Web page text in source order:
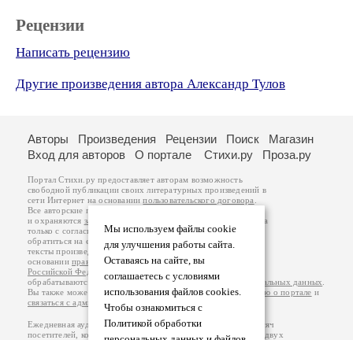
Рецензии
Написать рецензию
Другие произведения автора Александр Тулов
Мы используем файлы cookie
для улучшения работы сайта.
Оставаясь на сайте, вы
соглашаетесь с условиями
использования файлов cookies.
Чтобы ознакомиться с
Политикой обработки
Авторы Произведения Рецензии Поиск
Магазин
Вход для авторов
О портале Стихи.ру Проза.ру
Портал Стихи.ру предоставляет авторам возможность
свободной публикации своих литературных произведений в
сети Интернет на основаниипользовательского договора
Все авторские права на произведения принадлежат авторам
и охраняются законом
. Перепечатка произведений возможна
только с согласия его автора, к которому вы можете
обратиться на его авторской странице. Ответственность за
тексты произведений авторы несут самостоятельно на
основанииправил публикацииизаконодательства
Российской Федерации
обрабатываются на основанииПолитики обработки персональных данных
Вы также можете посмотреть более подробнуюинформацию о портале и
связаться с администрацией
Ежедневная аудитория портала Стихи.ру – порядка 200 тысяч
посетителей, которые в общей сумме просматривают более двух